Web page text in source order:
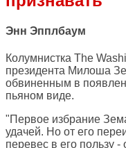
Энн Эпплбаум
Колумнистка The
президента Милоша
обвиненным в
пьяном виде.
"Первое избрание
удачей. Но от его
перевес в его пользу